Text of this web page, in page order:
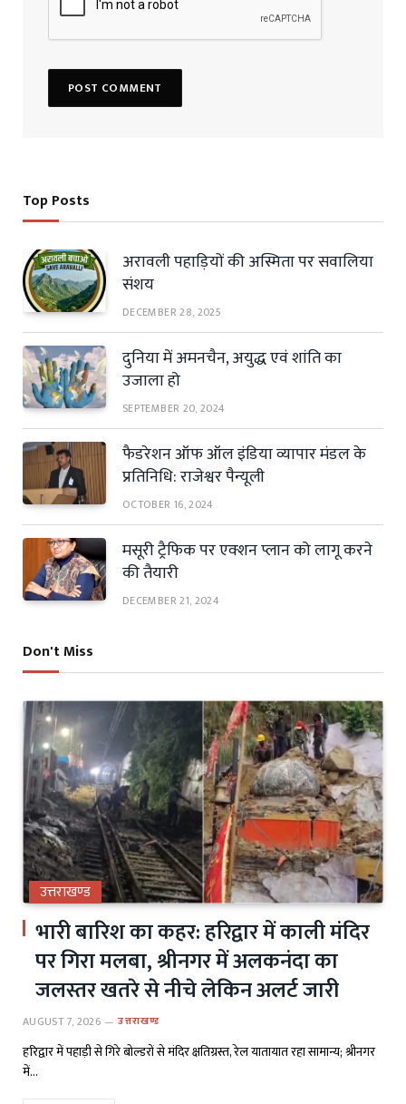
Top Posts
अरावली पहाड़ियों की अस्मिता पर सवालिया
संशय
DECEMBER 28, 2025
दुनिया में अमनचैन, अयुद्ध एवं शांति का
उजाला हो
SEPTEMBER 20, 2024
फैडरेशन ऑफ ऑल इंडिया व्यापार मंडल के
प्रतिनिधि: राजेश्वर पैन्यूली
OCTOBER 16, 2024
मसूरी ट्रैफिक पर एक्शन प्लान को लागू करने
की तैयारी
DECEMBER 21, 2024
Don't Miss
उत्तराखण्ड
भारी बारिश का कहर: हरिद्वार में काली मंदिर
पर गिरा मलबा, श्रीनगर में अलकनंदा का
जलस्तर खतरे से नीचे लेकिन अलर्ट जारी
AUGUST 7, 2026 उत्तराखण्ड
हरिद्वार में पहाड़ी से गिरे बोल्डरों से मंदिर क्षतिग्रस्त, रेल यातायात रहा सामान्य; श्रीनगर
में…